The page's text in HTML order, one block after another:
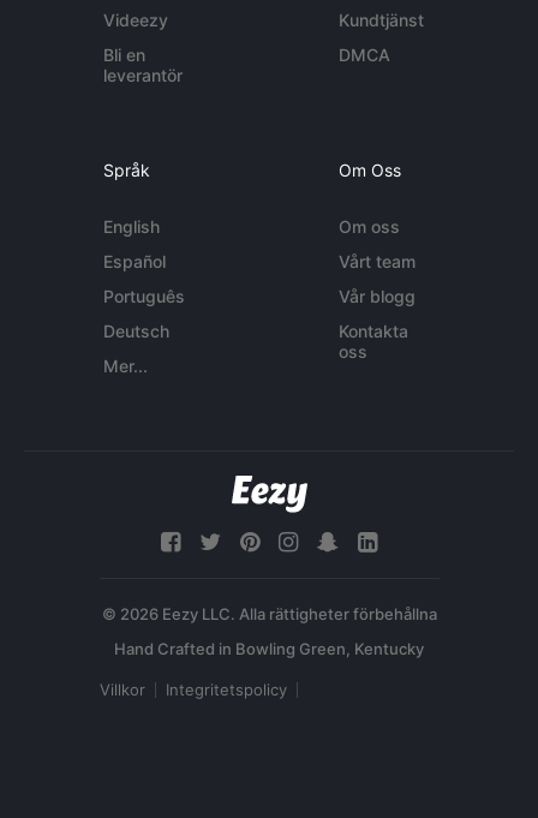
Videezy
Bli en
leverantör
Kundtjänst
DMCA
Språk
English
Español
Português
Deutsch
Mer...
Om Oss
Om oss
Vårt team
Vår blogg
Kontakta
oss
© 2026 Eezy LLC. Alla rättigheter förbehållna
Villkor Integritetspolicy